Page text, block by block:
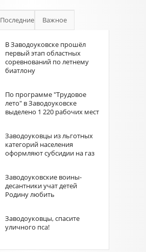
Последние Важное
В Заводоуковске прошёл
первый этап областных
соревнований по летнему
биатлону
По программе "Трудовое
лето" в Заводоуковске
выделено 1 220 рабочих мест
Заводоуковцы из льготных
категорий населения
оформляют субсидии на газ
Заводоуковские воины-
десантники учат детей
Родину любить
Заводоуковцы, спасите
уличного пса!